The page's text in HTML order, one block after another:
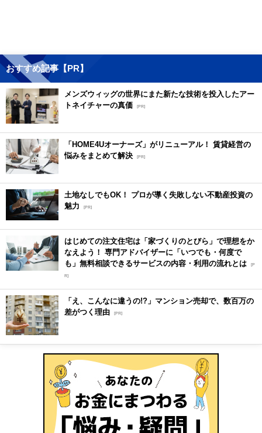
おすすめ記事【PR】
メンズウィッグの世界にまた新たな技術を投入したアー
トネイチャーの真価
[PR]
「HOME4Uオーナーズ」がリニューアル！ 賃貸経営の
悩みをまとめて解決 [PR]
土地なしでもOK！ プロが導く失敗しない不動産投資の
魅力
[PR]
はじめての注文住宅は「家づくりのとびら」で理想をか
なえよう！ 専門アドバイザーに「いつでも・何度で
も」無料相談できるサービスの内容・利用の流れとは [P
R]
「え、こんなに違うの!?」マンション売却で、数百万の
差がつく理由 [PR]